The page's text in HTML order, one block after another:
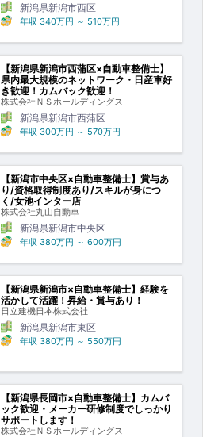
新潟県新潟市西区
年収 340万円 ～ 510万円
【新潟県新潟市西蒲区×自動車整備士】
県内最大規模のネットワーク・日産車好
き歓迎！カムバック歓迎！
株式会社ＮＳホールディングス
新潟県新潟市西蒲区
年収 300万円 ～ 570万円
【新潟市中央区×自動車整備士】賞与あ
り/資格取得制度あり/スキルが身につ
く/女池インター店
株式会社丸山自動車
新潟県新潟市中央区
年収 380万円 ～ 600万円
【新潟県新潟市×自動車整備士】経験を
活かして活躍！昇給・賞与あり！
日立建機日本株式会社
新潟県新潟市東区
年収 380万円 ～ 550万円
【新潟県長岡市×自動車整備士】カムバ
ック歓迎・メーカー研修制度でしっかり
サポートします！
株式会社ＮＳホールディングス